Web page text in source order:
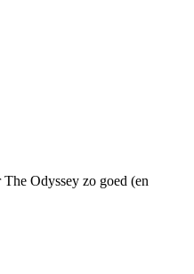
Odyssey zo goed (en